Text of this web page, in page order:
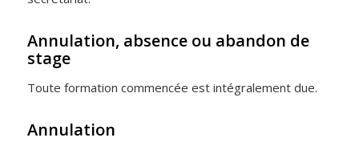
Annulation, absence ou abandon de
stage
Toute formation commencée est intégralement due.
Annulation